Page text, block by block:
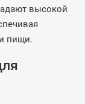
высокой
пищи.